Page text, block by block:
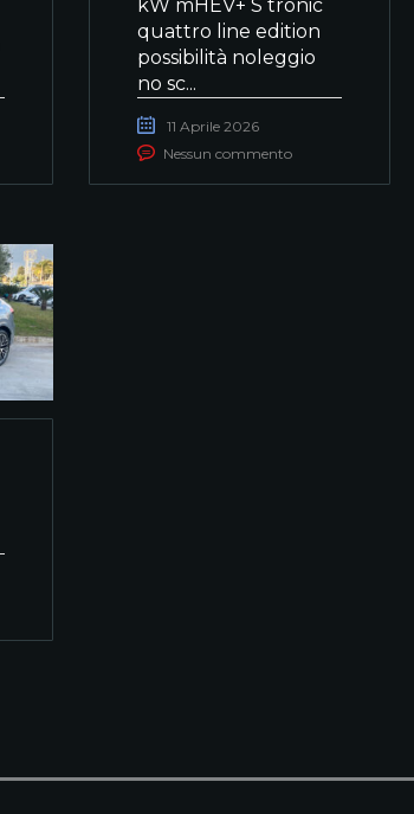
kW mHEV+ S tronic
quattro line edition
possibilità noleggio
no sc...
11 Aprile 2026
Nessun commento